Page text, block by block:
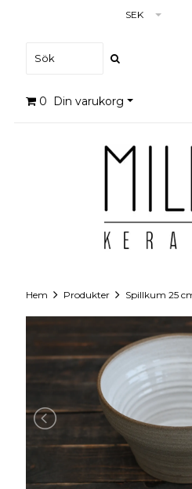
SEK
0 Din varukorg
Hem Produkter Spillkum 25